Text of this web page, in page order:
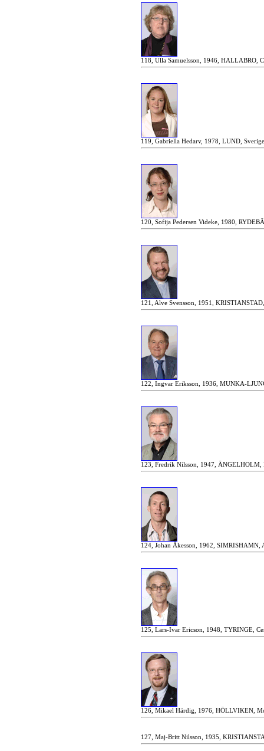
118, Ulla Samuelsson, 1946, HALLABRO,
119, Gabriella Hedarv, 1978, LUND,
120, Sofija Pedersen Videke, 1980,
121, Alve Svensson, 1951,
122, Ingvar Eriksson, 1936, MUNKA-
123, Fredrik Nilsson, 1947,
124, Johan Åkesson, 1962, SIMRISHAMN,
125, Lars-Ivar Ericson, 1948, TYRINGE,
126, Mikael Härdig, 1976, HÖLLVIKEN,
127, Maj-Britt Nilsson, 1935,